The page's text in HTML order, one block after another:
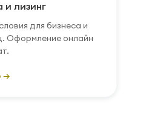
и лизинг
для бизнеса и
Оформление онлайн
→